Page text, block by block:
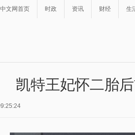
中文网首页 时政 资讯 财经 生
凯特王妃怀二胎